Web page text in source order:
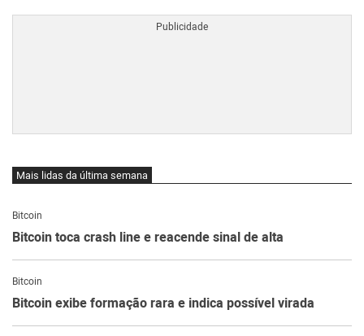
Mais lidas da última semana
Bitcoin
Bitcoin toca crash line e reacende sinal de alta
Bitcoin
Bitcoin exibe formação rara e indica possível virada